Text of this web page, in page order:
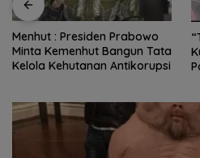
“Torang Sehat Kampung
Kuat” Satgas Yonif 645/GTY
Pos Kurima Melaksanakan